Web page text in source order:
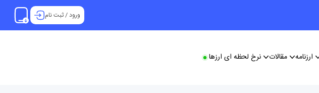
ورود/ثبت نام
ارزنامه مقالات نرخ لحظه ای ارزها